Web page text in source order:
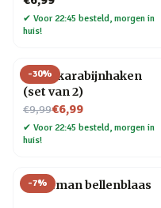
✔ Voor 22:45 besteld, morgen in
huis!
-30%
Hond karabijnhaken
(set van 2)
€9,99
Nu voor€6,99
✔ Voor 22:45 besteld, morgen in
huis!
-7%
Kerstman bellenblaas